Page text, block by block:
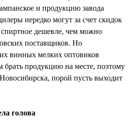
и продукцию завода
нередко могут за счет скидок
дешевле, чем можно
поставщиков. Но
винных мелких оптовиков
брать продукцию на месте, поэтому
порой пусть выходит
голова